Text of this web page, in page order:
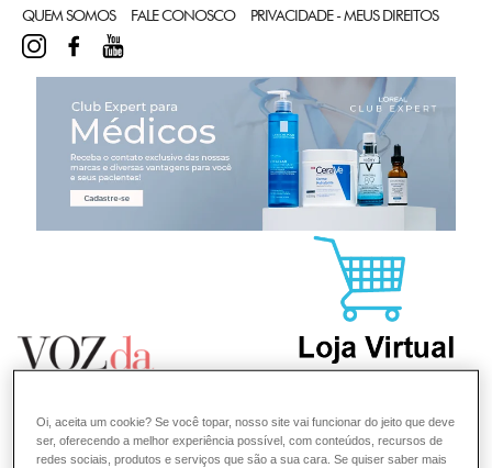
QUEM SOMOS FALE CONOSCO PRIVACIDADE - MEUS DIREITOS
INSTAGRAMFACEBOOK
Oi, aceita um cookie? Se você topar, nosso site vai funcionar do jeito que deve
ser, oferecendo a melhor experiência possível, com conteúdos, recursos de
redes sociais, produtos e serviços que são a sua cara. Se quiser saber mais